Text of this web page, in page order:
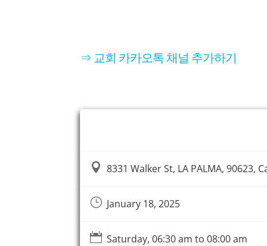
⇒ 교회 카카오톡 채널 추가하기
 8331 Walker St, LA PALMA, 90623,
} January 18, 2025
 Saturday, 06:30 am to 08:00 am